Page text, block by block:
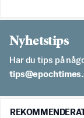
Nyhetstips
Har du tips på